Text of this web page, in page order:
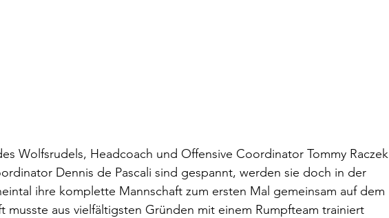
Wolfsrudels, Headcoach und Offensive Coordinator Tommy Raczek
Dennis de Pascali sind gespannt, werden sie doch in der
ihre komplette Mannschaft zum ersten Mal gemeinsam auf dem
musste aus vielfältigsten Gründen mit einem Rumpfteam trainiert